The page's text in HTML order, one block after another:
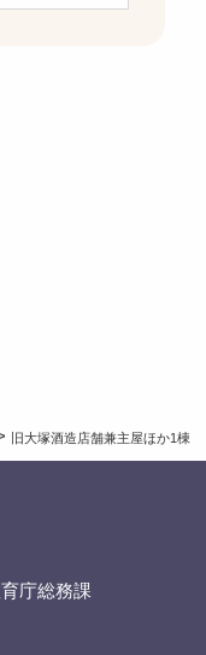
旧大塚酒造店舗兼主屋ほか1棟
庁総務課